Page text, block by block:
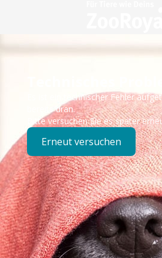
Technisches
Es ist ein technischer Fehler
bereits dran.
Bitte versuchen Sie es später
Erneut versuchen